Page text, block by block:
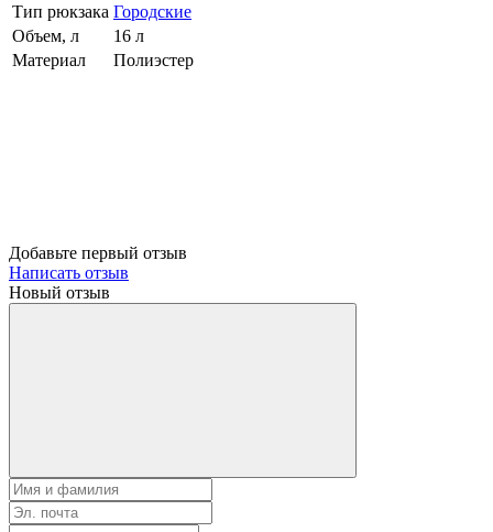
Тип рюкзака Городские
Объем, л
16 л
Материал
Полиэстер
Добавьте первый отзыв
Написать отзыв
Новый отзыв